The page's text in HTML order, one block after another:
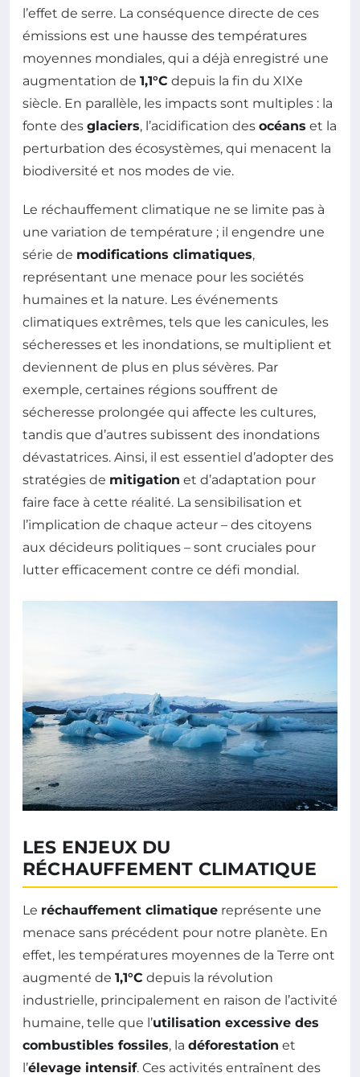
l’effet de serre. La conséquence directe de ces
émissions est une hausse des températures
moyennes mondiales, qui a déjà enregistré une
augmentation de 1,1°C depuis la fin du XIXe
siècle. En parallèle, les impacts sont multiples : la
fonte des glaciers, l’acidification des océans et la
perturbation des écosystèmes, qui menacent la
biodiversité et nos modes de vie.
Le réchauffement climatique ne se limite pas à
une variation de température ; il engendre une
série de modifications climatiques,
représentant une menace pour les sociétés
humaines et la nature. Les événements
climatiques extrêmes, tels que les canicules, les
sécheresses et les inondations, se multiplient et
deviennent de plus en plus sévères. Par
exemple, certaines régions souffrent de
sécheresse prolongée qui affecte les cultures,
tandis que d’autres subissent des inondations
dévastatrices. Ainsi, il est essentiel d’adopter des
stratégies de mitigation et d’adaptation pour
faire face à cette réalité. La sensibilisation et
l’implication de chaque acteur – des citoyens
aux décideurs politiques – sont cruciales pour
lutter efficacement contre ce défi mondial.
LES ENJEUX DU
RÉCHAUFFEMENT CLIMATIQUE
Le réchauffement climatique représente une
menace sans précédent pour notre planète. En
effet, les températures moyennes de la Terre ont
augmenté de 1,1°C depuis la révolution
industrielle, principalement en raison de l’activité
humaine, telle que l’utilisation excessive des
combustibles fossiles, la déforestation et
l’élevage intensif. Ces activités entraînent des